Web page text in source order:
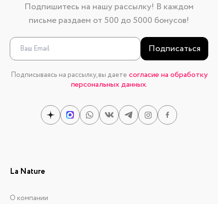
Подпишитесь на нашу рассылку! В каждом
письме раздаем от 500 до 5000 бонусов!
Подписаться
Подписываясь на рассылку, вы даете согласие на обработку
персональных данных.
La Nature
О компании